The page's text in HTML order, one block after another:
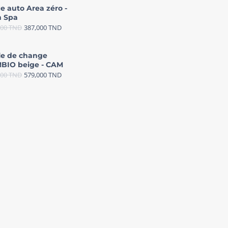
auto Area zéro -
Spa
TND 387,000TND
de change
beige - CAM
TND 579,000TND